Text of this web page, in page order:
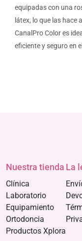
equipadas con una
látex, lo que las hace
CanalPro Color es
eficiente y seguro en
Nuestra tienda
Clínica
Laboratorio
Equipamiento
Ortodoncia
Productos Xplora
La